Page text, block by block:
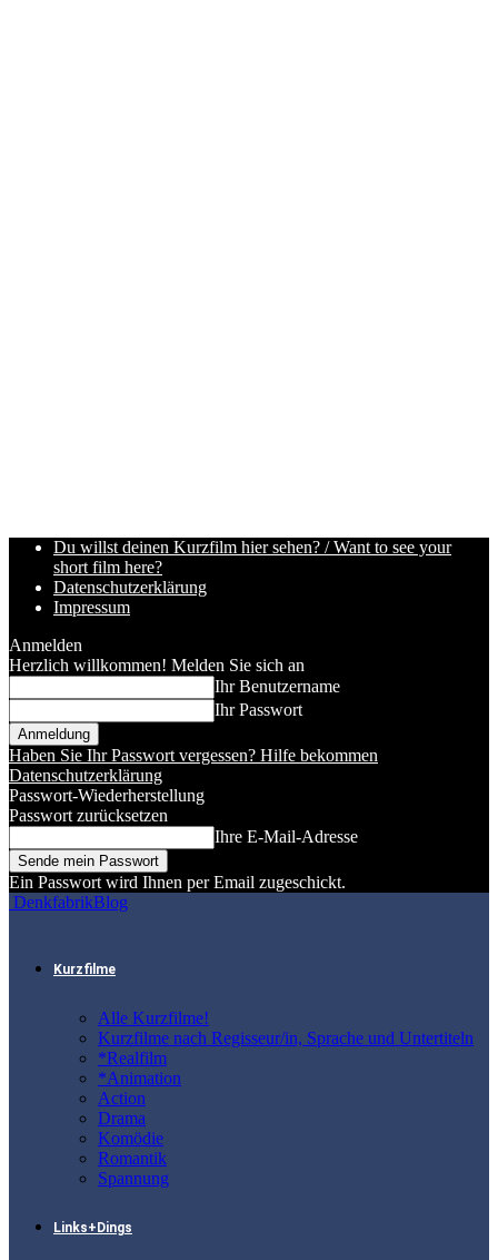
Du willst deinen Kurzfilm hier sehen? / Want to see your
short film here?
Datenschutzerklärung
Impressum
Anmelden
Herzlich willkommen! Melden Sie sich an
Ihr Benutzername
Ihr Passwort
Haben Sie Ihr Passwort vergessen? Hilfe bekommen
Datenschutzerklärung
Passwort-Wiederherstellung
Passwort zurücksetzen
Ihre E-Mail-Adresse
Ein Passwort wird Ihnen per Email zugeschickt.
DenkfabrikBlog
Kurzfilme
Alle Kurzfilme!
Kurzfilme nach Regisseur/in, Sprache und Untertiteln
*Realfilm
*Animation
Action
Drama
Komödie
Romantik
Spannung
Links+Dings